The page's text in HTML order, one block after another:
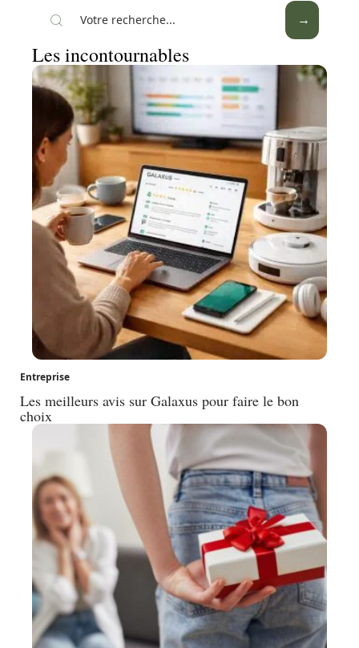
Les incontournables
Entreprise
Les meilleurs avis sur Galaxus pour faire le bon
choix